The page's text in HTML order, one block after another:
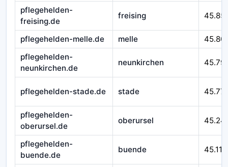
pflegehelden-
freising.de
freising
pflegehelden-melle.de melle
pflegehelden-
neunkirchen.de
neunkirchen
pflegehelden-stade.de stade
pflegehelden-
oberursel.de
oberursel
pflegehelden-
buende.de
buende 45.116